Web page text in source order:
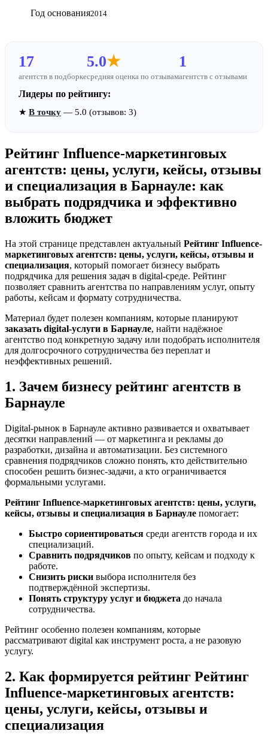
Год основания2014
17
агентств в подборке
5.0★
средняя оценка по отзывам
1
агентств с отзывами
Лидеры по рейтингу:
★ В точку — 5.0 (отзывов: 3)
Рейтинг Influence-маркетинговых
агентств: цены, услуги, кейсы, отзывы
и специализация в Барнауле: как
выбрать подрядчика и эффективно
вложить бюджет
На этой странице представлен актуальный Рейтинг Influence-
маркетинговых агентств: цены, услуги, кейсы, отзывы и
специализация, который помогает бизнесу выбрать
подрядчика для решения задач в digital-среде. Рейтинг
позволяет сравнить агентства по направлениям услуг, опыту
работы, кейсам и формату сотрудничества.
Материал будет полезен компаниям, которые планируют
заказать digital-услуги в Барнауле, найти надёжное
агентство под конкретную задачу или подобрать исполнителя
для долгосрочного сотрудничества без переплат и
неэффективных решений.
1. Зачем бизнесу рейтинг агентств в
Барнауле
Digital-рынок в Барнауле активно развивается и охватывает
десятки направлений — от маркетинга и рекламы до
разработки, дизайна и автоматизации. Без системного
сравнения подрядчиков сложно понять, кто действительно
способен решить бизнес-задачи, а кто ограничивается
формальными услугами.
Рейтинг Influence-маркетинговых агентств: цены, услуги,
кейсы, отзывы и специализация в Барнауле помогает:
Быстро сориентироваться среди агентств города и их
специализаций.
Сравнить подрядчиков по опыту, кейсам и подходу к
работе.
Снизить риски выбора исполнителя без
подтверждённой экспертизы.
Понять структуру услуг и бюджета до начала
сотрудничества.
Рейтинг особенно полезен компаниям, которые
рассматривают digital как инструмент роста, а не разовую
услугу.
2. Как формируется рейтинг Рейтинг
Influence-маркетинговых агентств:
цены, услуги, кейсы, отзывы и
специализация